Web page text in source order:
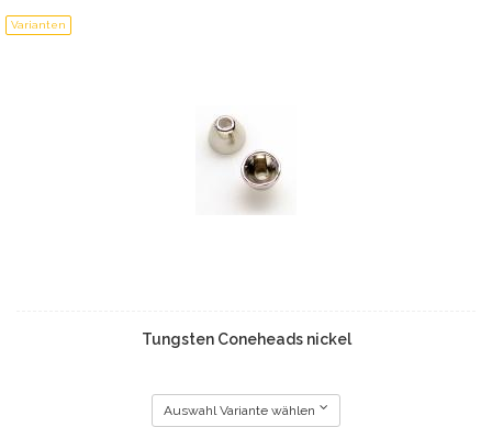
Varianten
Tungsten Coneheads nickel
Auswahl Variante wählen